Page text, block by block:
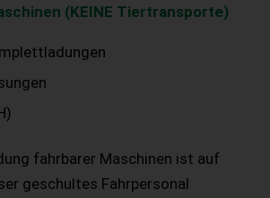
(KEINE Tiertransporte)
fahrbarer Maschinen ist auf
geschultes Fahrpersonal